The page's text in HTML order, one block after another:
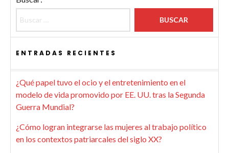
ENTRADAS RECIENTES
¿Qué papel tuvo el ocio y el entretenimiento en el
modelo de vida promovido por EE. UU. tras la Segunda
Guerra Mundial?
¿Cómo logran integrarse las mujeres al trabajo político
en los contextos patriarcales del siglo XX?